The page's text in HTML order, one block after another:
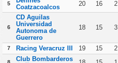
5
Coatzacoalcos
20 16 2
6
CD Aguilas
Universidad
Autonoma de
Guerrero
18 15 3
7 Racing Veracruz III 19 15 2
Club Bombarderos